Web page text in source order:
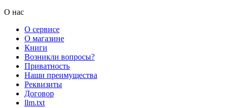
О нас
О сервисе
О магазине
Книги
Возникли вопросы?
Приватность
Наши преимущества
Реквизиты
Договор
llm.txt